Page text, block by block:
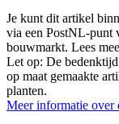
Je kunt dit artikel
via een PostNL-punt
bouwmarkt. Lees
Let op: De
op maat gemaakte
planten.
Meer informatie over